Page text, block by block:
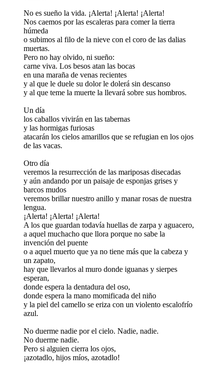
No es sueño la vida. ¡Alerta! ¡Alerta! ¡Alerta!
Nos caemos por las escaleras para comer la tierra
húmeda
o subimos al filo de la nieve con el coro de las dalias
muertas.
Pero no hay olvido, ni sueño:
carne viva. Los besos atan las bocas
en una maraña de venas recientes
y al que le duele su dolor le dolerá sin descanso
y al que teme la muerte la llevará sobre sus hombros.
Un día
los caballos vivirán en las tabernas
y las hormigas furiosas
atacarán los cielos amarillos que se refugian en los ojos
de las vacas.
Otro día
veremos la resurrección de las mariposas disecadas
y aún andando por un paisaje de esponjas grises y
barcos mudos
veremos brillar nuestro anillo y manar rosas de nuestra
lengua.
¡Alerta! ¡Alerta! ¡Alerta!
A los que guardan todavía huellas de zarpa y aguacero,
a aquel muchacho que llora porque no sabe la
invención del puente
o a aquel muerto que ya no tiene más que la cabeza y
un zapato,
hay que llevarlos al muro donde iguanas y sierpes
esperan,
donde espera la dentadura del oso,
donde espera la mano momificada del niño
y la piel del camello se eriza con un violento escalofrío
azul.
No duerme nadie por el cielo. Nadie, nadie.
No duerme nadie.
Pero si alguien cierra los ojos,
¡azotadlo, hijos míos, azotadlo!